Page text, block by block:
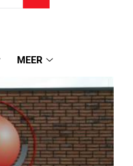
MEER